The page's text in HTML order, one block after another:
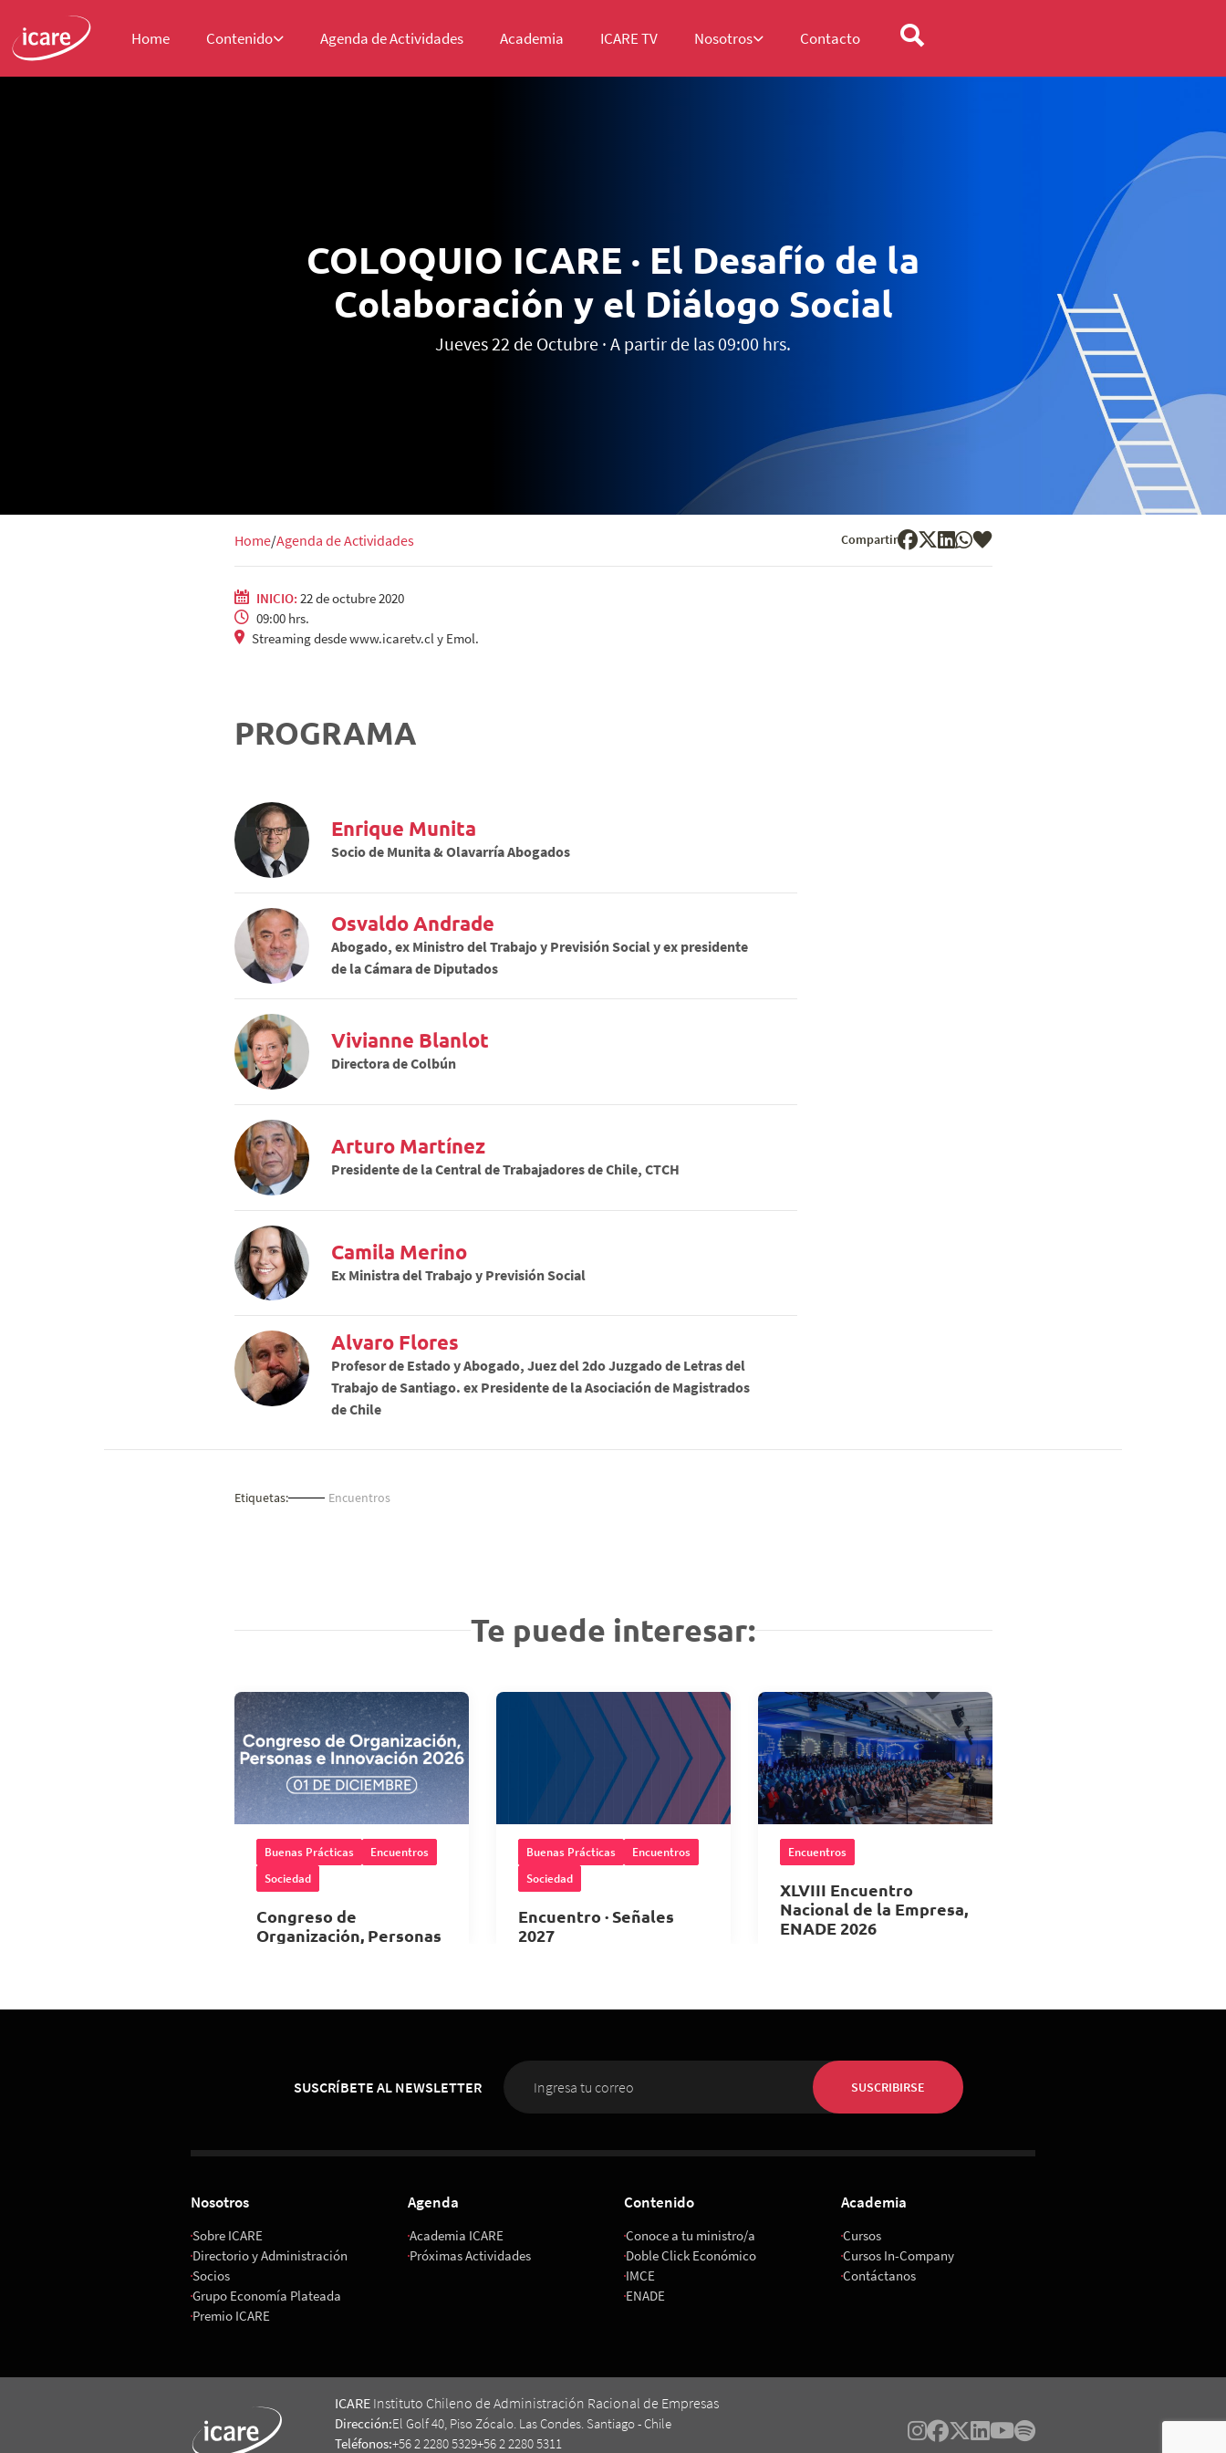
Home Contenido Agenda de Actividades Academia ICARE TV Nosotros Contacto
COLOQUIO ICARE · El Desafío de la
Colaboración y el Diálogo Social
Jueves 22 de Octubre · A partir de las 09:00 hrs.
Home Agenda de Actividades Compartir
INICIO: 22 de octubre 2020
09:00 hrs.
Streaming desde www.icaretv.cl y Emol.
PROGRAMA
Enrique Munita
Socio de Munita & Olavarría Abogados
Osvaldo Andrade
Abogado, ex Ministro del Trabajo y Previsión Social y ex presidente
de la Cámara de Diputados
Vivianne Blanlot
Directora de Colbún
Arturo Martínez
Presidente de la Central de Trabajadores de Chile, CTCH
Camila Merino
Ex Ministra del Trabajo y Previsión Social
Alvaro Flores
Profesor de Estado y Abogado, Juez del 2do Juzgado de Letras del
Trabajo de Santiago. ex Presidente de la Asociación de Magistrados
de Chile
Etiquetas: Encuentros
Te puede interesar:
Buenas Prácticas
Encuentros
Sociedad
Congreso de
Organización, Personas
Buenas Prácticas
Encuentros
Sociedad
Encuentro · Señales
2027
Encuentros
XLVIII Encuentro
Nacional de la Empresa,
ENADE 2026
SUSCRÍBETE AL NEWSLETTER SUSCRIBIRSE
Nosotros
Sobre ICARE
Directorio y Administración
Socios
Grupo Economía Plateada
Premio ICARE
Agenda
Academia ICARE
Próximas Actividades
Contenido
Conoce a tu ministro/a
Doble Click Económico
IMCE
ENADE
Academia
Cursos
Cursos In-Company
Contáctanos
ICARE Instituto Chileno de Administración Racional de Empresas
Dirección:El Golf 40, Piso Zócalo. Las Condes. Santiago - Chile
Teléfonos:+56 2 2280 5329+56 2 2280 5311